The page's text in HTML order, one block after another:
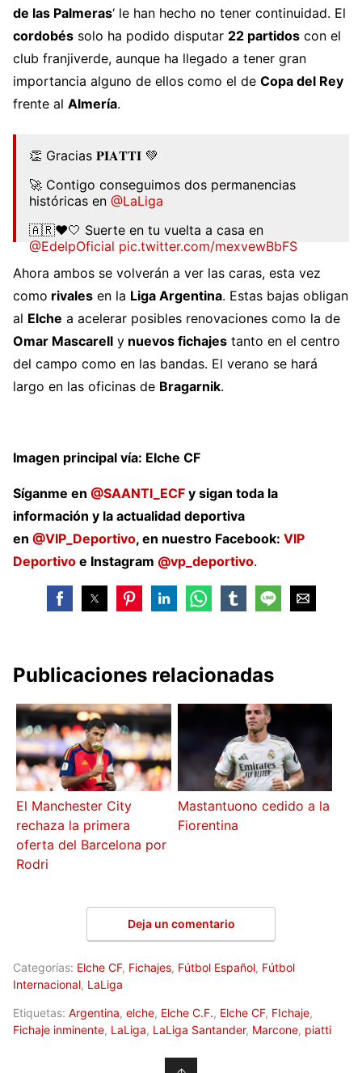
de las Palmeras‘ le han hecho no tener continuidad. El
cordobés solo ha podido disputar 22 partidos con el
club franjiverde, aunque ha llegado a tener gran
importancia alguno de ellos como el de Copa del Rey
frente al Almería.
👏 Gracias 𝐏𝐈𝐀𝐓𝐓𝐈 💚
🚀 Contigo conseguimos dos permanencias
históricas en @LaLiga
🇦🇷❤️🤍 Suerte en tu vuelta a casa en
@EdelpOficial pic.twitter.com/mexvewBbFS
— Elche Club de Fútbol 🌴💯 (@elchecf)June 15,
2022
Ahora ambos se volverán a ver las caras, esta vez
como rivales en la Liga Argentina. Estas bajas obligan
al Elche a acelerar posibles renovaciones como la de
Omar Mascarell y nuevos fichajes tanto en el centro
del campo como en las bandas. El verano se hará
largo en las oficinas de Bragarnik.
Imagen principal vía: Elche CF
Síganme en @SAANTI_ECF y sigan toda la
información y la actualidad deportiva
en @VIP_Deportivo, en nuestro Facebook: VIP
Deportivo e Instagram @vp_deportivo.
Publicaciones relacionadas
El Manchester City
rechaza la primera
oferta del Barcelona por
Rodri
Mastantuono cedido a la
Fiorentina
Deja un comentario
Categorías: Elche CF, Fichajes, Fútbol Español, Fútbol
Internacional, LaLiga
Etiquetas: Argentina, elche, Elche C.F., Elche CF, FIchaje,
Fichaje inminente, LaLiga, LaLiga Santander, Marcone, piatti